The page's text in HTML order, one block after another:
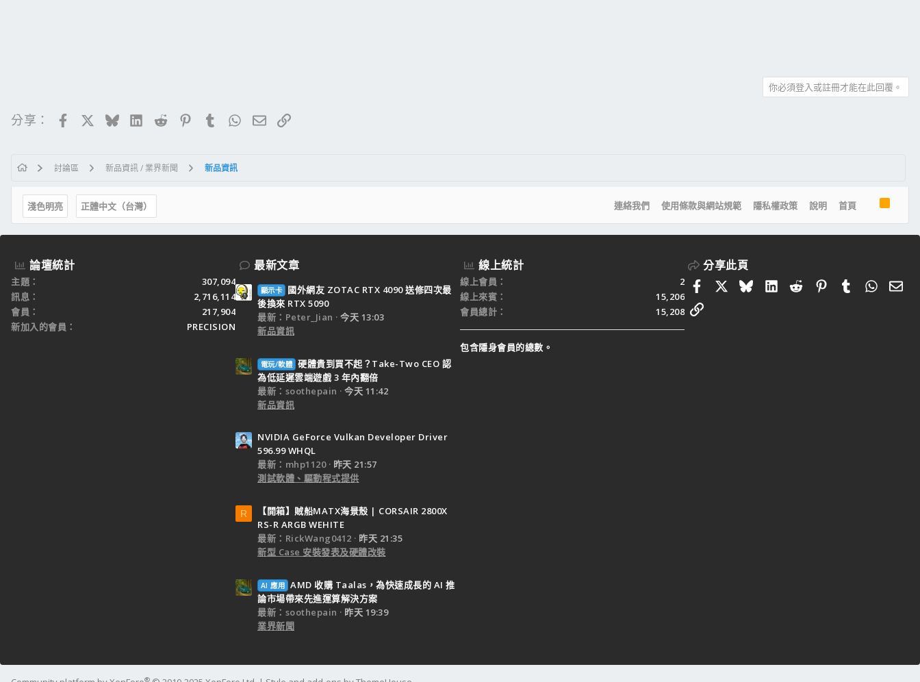
你必須登入或註冊才能在此回覆。
分享： FacebookBlueskyLinkedIn
RedditPinterestTumblrWhatsApp
電子郵件
連結
討論區 新品資訊 / 業界新聞 新品資訊
淺色明亮 正體中文（台灣） 連絡我們 使用條款與網站規範 隱私權政策 說明 首頁
R
S
論壇統計
主題
307,094
訊息
2,716,114
會員
217,904
新加入的會員
PRECISION
最新文章
顯示卡
國外網友 ZOTAC RTX 4090 送修四次最
後換來 RTX 5090
最新：Peter_Jian
今天 13:03
新品資訊
電玩/軟體 硬體貴到買不起？Take-Two CEO 認
為低延遲雲端遊戲 3 年內翻倍
最新：soothepain
今天 11:42
新品資訊
NVIDIA GeForce Vulkan Developer Driver
596.99 WHQL
最新：mhp1120
昨天 21:57
測試軟體、驅動程式提供
R
【開箱】賊船MATX海景殼 | CORSAIR 2800X
RS-R ARGB WEHITE
最新：RickWang0412
昨天 21:35
新型 Case 安裝發表及硬體改裝
AI 應用 AMD 收購 Taalas，為快速成長的 AI 推
論市場帶來先進運算解決方案
最新：soothepain
昨天 19:39
業界新聞
線上統計
線上會員
2
線上來賓
15,206
會員總計
15,208
包含隱身會員的總數。
分享此頁
FacebookBlueskyLinkedIn
RedditPinterestTumblr 電
連結
®